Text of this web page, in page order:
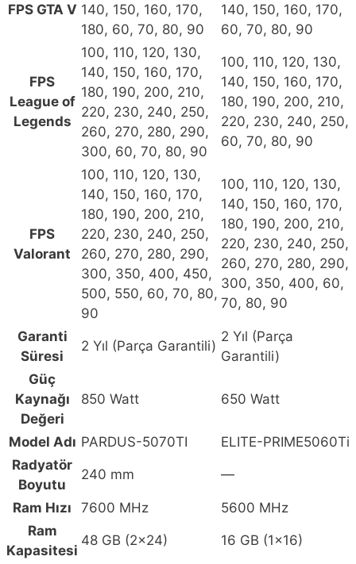
FPS GTA V 140, 150, 160, 170,
180, 60, 70, 80, 90
140, 150, 160, 170,
60, 70, 80, 90
FPS
League of
Legends
100, 110, 120, 130,
140, 150, 160, 170,
180, 190, 200, 210,
220, 230, 240, 250,
260, 270, 280, 290,
300, 60, 70, 80, 90
100, 110, 120, 130,
140, 150, 160, 170,
180, 190, 200, 210,
220, 230, 240, 250,
60, 70, 80, 90
FPS
Valorant
100, 110, 120, 130,
140, 150, 160, 170,
180, 190, 200, 210,
220, 230, 240, 250,
260, 270, 280, 290,
300, 350, 400, 450,
500, 550, 60, 70, 80,
90
100, 110, 120, 130,
140, 150, 160, 170,
180, 190, 200, 210,
220, 230, 240, 250,
260, 270, 280, 290,
300, 350, 400, 60,
70, 80, 90
Garanti
Süresi
2 Yıl (Parça Garantili)
2 Yıl (Parça
Garantili)
Güç
Kaynağı
Değeri
850 Watt 650 Watt
Model Adı PARDUS-5070TI
ELITE-PRIME5060Ti
Radyatör
Boyutu
240 mm —
Ram Hızı 7600 MHz
5600 MHz
Ram
Kapasitesi
48 GB (2x24) 16 GB (1x16)